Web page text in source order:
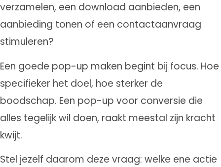
verzamelen, een download aanbieden, een
aanbieding tonen of een contactaanvraag
stimuleren?
Een goede pop-up maken begint bij focus. Hoe
specifieker het doel, hoe sterker de
boodschap. Een pop-up voor conversie die
alles tegelijk wil doen, raakt meestal zijn kracht
kwijt.
Stel jezelf daarom deze vraag: welke ene actie